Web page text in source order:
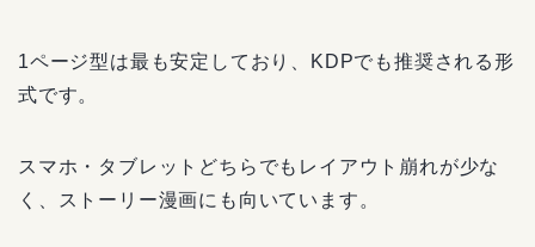
1ページ型は最も安定しており、KDPでも推奨される形
式です。
スマホ・タブレットどちらでもレイアウト崩れが少な
く、ストーリー漫画にも向いています。